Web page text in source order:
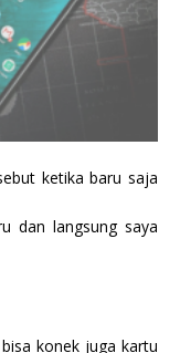
ketika baru saja
dan langsung saya
konek juga kartu